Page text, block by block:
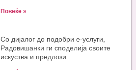
Повеќе »
Со дијалог до подобри е-услуги,
Радовишанки ги споделија своите
искуства и предлози